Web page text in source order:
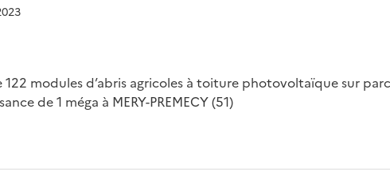
modules d’abris agricoles à toiture photovoltaïque sur
de 1 méga à MERY-PREMECY (51)